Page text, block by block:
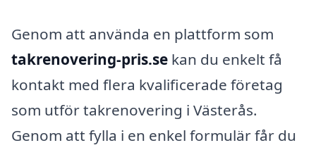
Genom att använda en plattform som
takrenovering-pris.se kan du enkelt få
kontakt med flera kvalificerade företag
som utför takrenovering i Västerås.
Genom att fylla i en enkel formulär får du